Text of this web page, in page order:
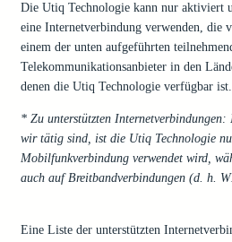
Die Utiq Technologie kann nur aktiviert
eine Internetverbindung verwenden, die
einem der unten aufgeführten
Telekommunikationsanbieter in den
denen die Utiq Technologie verfügbar ist.
* Zu unterstützten
wir tätig sind, ist die Utiq Technologie
Mobilfunkverbindung verwendet wird,
auch auf Breitbandverbindungen (d. h.
Eine Liste der unterstützten